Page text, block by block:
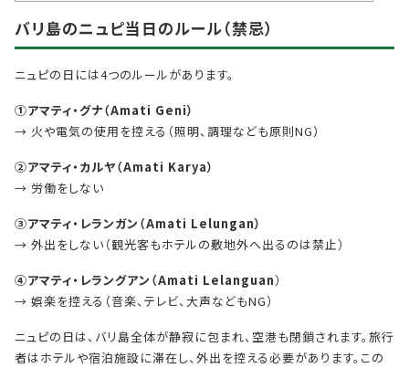
バリ島のニュピ当日のルール（禁忌）
ニュピの日には4つのルールがあります。
①アマティ・グナ（Amati Geni）
→ 火や電気の使用を控える（照明、調理なども原則NG）
②アマティ・カルヤ（Amati Karya）
→ 労働をしない
③アマティ・レランガン（Amati Lelungan）
→ 外出をしない（観光客もホテルの敷地外へ出るのは禁止）
④アマティ・レラングアン（Amati Lelanguan）
→ 娯楽を控える（音楽、テレビ、大声などもNG）
ニュピの日は、バリ島全体が静寂に包まれ、空港も閉鎖されます。旅行
者はホテルや宿泊施設に滞在し、外出を控える必要があります。この